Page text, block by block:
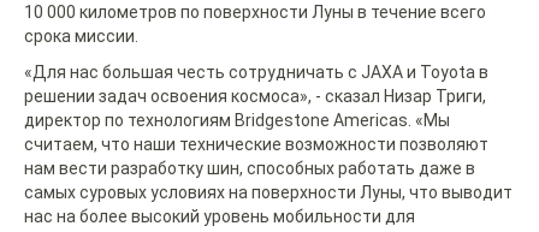
10 000 километров по поверхности Луны в течение всего
срока миссии.
«Для нас большая честь сотрудничать с JAXA и Toyota в
решении задач освоения космоса», - сказал Низар Триги,
директор по технологиям Bridgestone Americas. «Мы
считаем, что наши технические возможности позволяют
нам вести разработку шин, способных работать даже в
самых суровых условиях на поверхности Луны, что выводит
нас на более высокий уровень мобильности для